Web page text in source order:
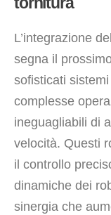
L’integrazione
segna il
sofisticati
complesse
ineguagliabili di
velocità. Questi
il controllo
dinamiche dei
sinergia che